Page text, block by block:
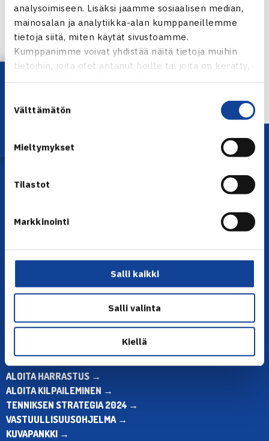
analysoimiseen. Lisäksi jaamme sosiaalisen median,
mainosalan ja analytiikka-alan kumppaneillemme
tietoja siitä, miten käytät sivustoamme.
Kumppanimme voivat yhdistää näitä tietoja muihin
tietoihin, joita olet antanut heille tai joita on kerätty,
kun olet käyttänyt heidän palvelujaan.
valinta
Välttämätön
Mieltymykset
Tilastot
Markkinointi
Salli kaikki
Salli valinta
Kiellä
Lataa OmaTennis!
Toimiston puhelinajat:
ma-pe klo 10.00-12.00
Muina aikoina olkaa yhteydessä
sähköpostitse: toimisto@tennis.fi
KAIKKI YHTEYSTIEDOT →
ALOITA HARRASTUS →
ALOITA KILPAILEMINEN →
TENNIKSEN STRATEGIA 2024 →
VASTUULLISUUSOHJELMA →
KUVAPANKKI →